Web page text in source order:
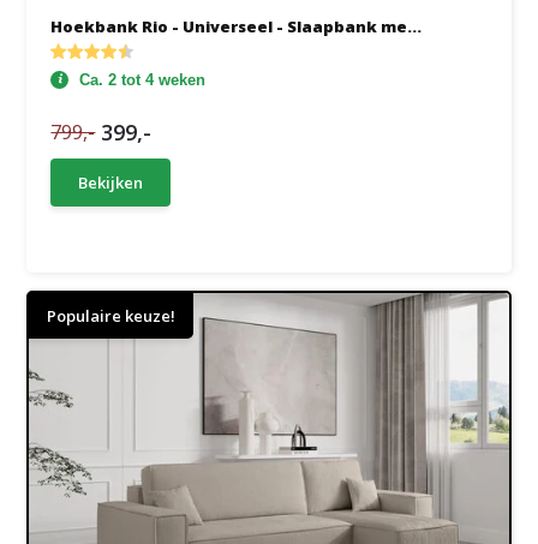
Hoekbank Rio - Universeel - Slaapbank me...
Ca. 2 tot 4 weken
799,- 399,-
Bekijken
Populaire keuze!